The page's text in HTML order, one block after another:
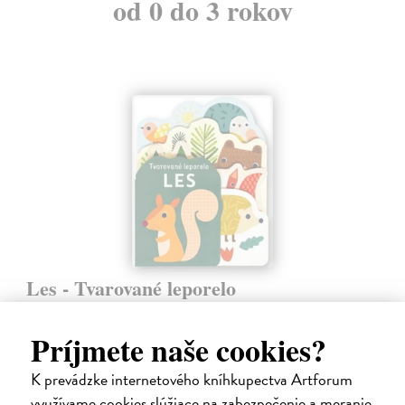
Príjmete naše cookies?
K prevádzke internetového kníhkupectva Artforum
od 0 do 3 rokov
Les - Tvarované leporelo
zaujme malé deti a zoznámi ich so životom v lese.
Do 5 dní